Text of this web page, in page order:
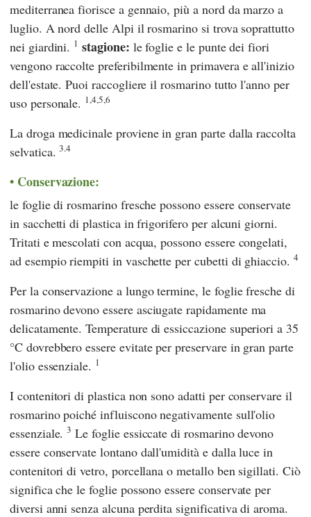
mediterranea fiorisce a gennaio, più a nord da marzo a
luglio. A nord delle Alpi il rosmarino si trova soprattutto
nei giardini. 1 stagione: le foglie e le punte dei fiori
vengono raccolte preferibilmente in primavera e all'inizio
dell'estate. Puoi raccogliere il rosmarino tutto l'anno per
uso personale. 1,4,5,6
La droga medicinale proviene in gran parte dalla raccolta
selvatica.3.4
Conservazione:
le foglie di rosmarino fresche possono essere conservate
in sacchetti di plastica in frigorifero per alcuni giorni.
Tritati e mescolati con acqua, possono essere congelati,
ad esempio riempiti in vaschette per cubetti di ghiaccio. 4
Per la conservazione a lungo termine, le foglie fresche di
rosmarino devono essere asciugate rapidamente ma
delicatamente. Temperature di essiccazione superiori a 35
°C dovrebbero essere evitate per preservare in gran parte
l'olio essenziale. 1
I contenitori di plastica non sono adatti per conservare il
rosmarino poiché influiscono negativamente sull'olio
essenziale.3 Le foglie essiccate di rosmarino devono
essere conservate lontano dall'umidità e dalla luce in
contenitori di vetro, porcellana o metallo ben sigillati. Ciò
significa che le foglie possono essere conservate per
diversi anni senza alcuna perdita significativa di aroma.